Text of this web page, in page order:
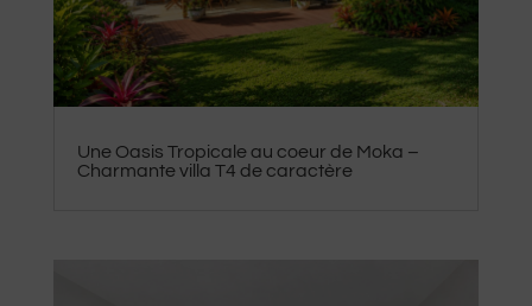
Une Oasis Tropicale au coeur de Moka –
Charmante villa T4 de caractère